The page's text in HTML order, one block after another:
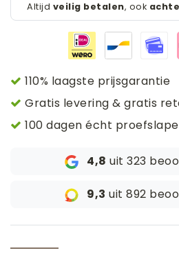
Altijd veilig betalen, ook
110% laagste prijsgarantie
Gratis levering & gratis
100 dagen écht
4,8 uit 323
9,3 uit 892